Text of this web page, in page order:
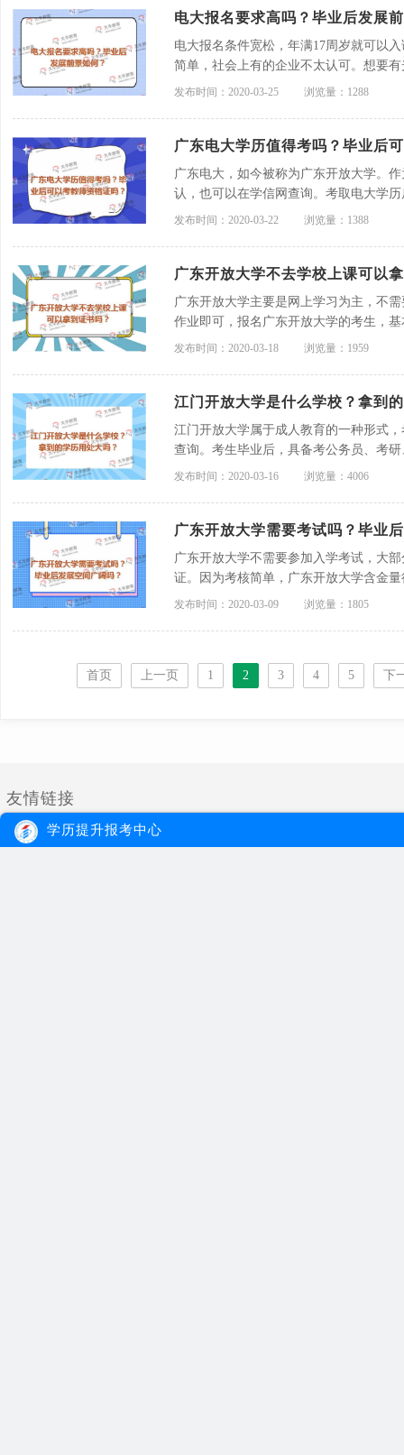
电大报名要求高吗？毕业后发展
电大报名条件宽松，年满17周岁就可以
简单，社会上有的企业不太认可。想要
自考。
发布时间：2020-03-25 浏览量：1288
广东电大学历值得考吗？毕业后
广东电大，如今被称为广东开放大学。
认，也可以在学信网查询。考取电大学
发布时间：2020-03-22 浏览量：1388
广东开放大学不去学校上课可以
广东开放大学主要是网上学习为主，不
作业即可，报名广东开放大学的考生，
考核比较简单，所以在社会的认可度不
发布时间：2020-03-18 浏览量：1959
江门开放大学是什么学校？拿到
江门开放大学属于成人教育的一种形式
查询。考生毕业后，具备考公务员、考
核简单，社会上的企业并不太认可。想
发布时间：2020-03-16 浏览量：4006
广东开放大学需要考试吗？毕业
广东开放大学不需要参加入学考试，大
证。因为考核简单，广东开放大学含金
考生，建议选择社会认可度更高的自考。
发布时间：2020-03-09 浏览量：1805
首页 上一页 1 2 3 4 5 下
友情链接
学历提升报考中心